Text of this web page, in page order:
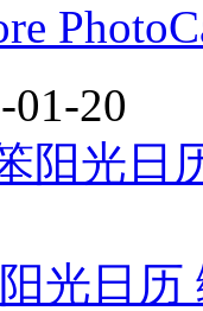
01-20
阳光日
光日历